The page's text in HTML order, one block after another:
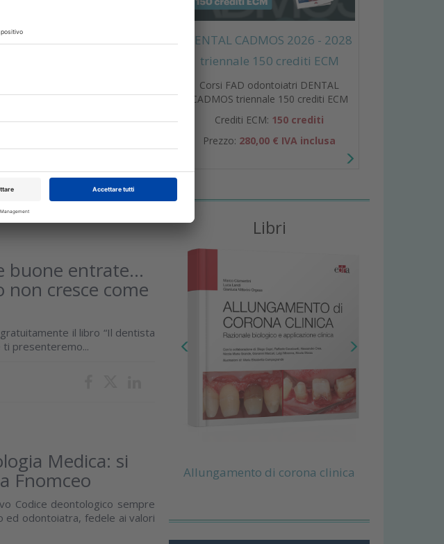
CAO
sull’intelligenza
per la professione: L’IA
di relazione tra medico e
buone entrate…
cresce come
il libro “Il dentista
ti presenteremo...
Medica: si
Fnomceo
Codice deontologico sempre
ed odontoiatra, fedele ai valori
DENTAL CADMOS 2026 - 2028
triennale 150 crediti ECM
Corsi FAD odontoiatri DENTAL
CADMOS triennale 150 crediti ECM
Crediti ECM: 150 crediti
Prezzo: 280,00 € IVA inclusa
Libri
Allungamento di corona clinica